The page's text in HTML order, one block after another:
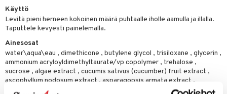
Käyttö
Levitä pieni herneen kokoinen määrä puhtaalle iholle aamulla ja illalla.
Taputtele kevyesti painelemalla.
Ainesosat
water\aqua\eau , dimethicone , butylene glycol , trisiloxane , glycerin ,
ammonium acryloyldimethyltaurate/vp copolymer , trehalose ,
sucrose , algae extract , cucumis sativus (cucumber) fruit extract ,
ascophyllum nodosum extract , asparagopsis armata extract ,
ergothioneine , thermus thermophillus ferment , dipotassium